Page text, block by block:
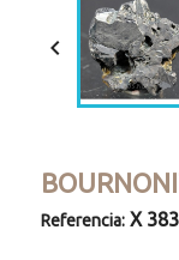

Referencia: X